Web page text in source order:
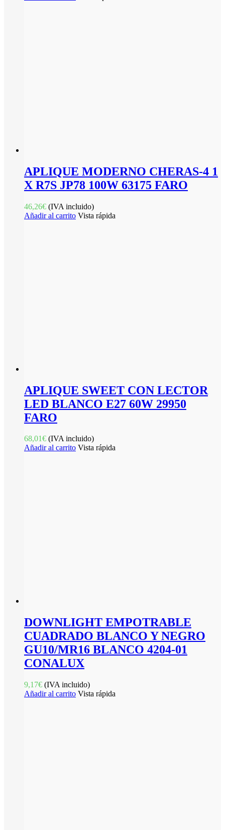
APLIQUE MODERNO CHERAS-4 1
X R7S JP78 100W 63175 FARO
46,26€ (IVA incluido)
Añadir al carrito Vista rápida
APLIQUE SWEET CON LECTOR
LED BLANCO E27 60W 29950
FARO
68,01€ (IVA incluido)
Añadir al carrito Vista rápida
DOWNLIGHT EMPOTRABLE
CUADRADO BLANCO Y NEGRO
GU10/MR16 BLANCO 4204-01
CONALUX
9,17€ (IVA incluido)
Añadir al carrito Vista rápida